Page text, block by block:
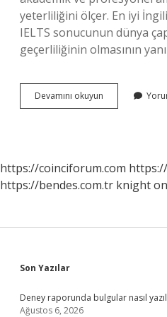
yeterliliğini ölçer. En iyi
IELTS sonucunun dünya
geçerliliğinin olmasının
Devamını okuyun
Toefl
https://coinciforum.com
https://bendes.com.tr knight
Sidebar
Son Yazılar
Deney raporunda bulgular nasıl
Ağustos 6, 2026